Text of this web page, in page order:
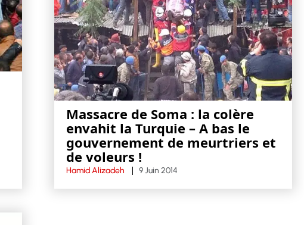
Massacre de Soma : la colère
envahit la Turquie – A bas le
gouvernement de meurtriers et
de voleurs !
Hamid Alizadeh 9 Juin 2014